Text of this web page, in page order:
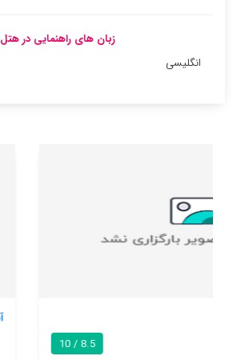
زبان های راهنمایی در هتل
انگلیسی